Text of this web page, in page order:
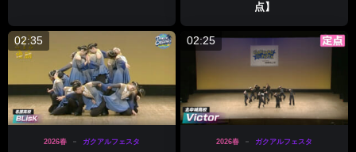
点】
02:35
2026春 ガクアルフェスタ
02:25
2026春 ガクアルフェスタ